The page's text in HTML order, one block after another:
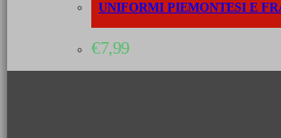
UNIFORMI PIEMONTESI E
€7,99